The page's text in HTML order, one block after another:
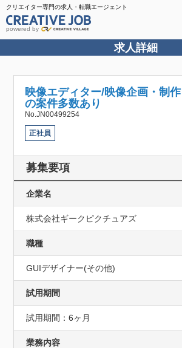
クリエイター専門の求人・転職エージェント
powered by
求人詳細
映像エディター/映像企画・
の案件多数あり
No.JN00499254
正社員
募集要項
企業名
株式会社ギークピクチュアズ
職種
GUIデザイナー(その他)
試用期間
試用期間：6ヶ月
業務内容